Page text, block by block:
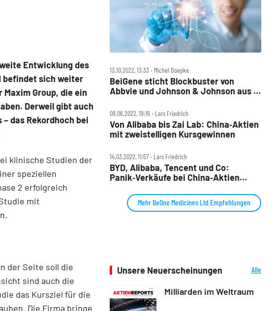
Entwicklung des
befindet sich weiter
Group, die ein
Derweil gibt auch
das Rekordhoch bei
klinische Studien der
speziellen
2 erfolgreich
mit
der Seite soll die
sind auch die
das Kursziel für die
Die Firma bringe
13.10.2022, 13:33 ‧ Michel Doepke
BeiGene sticht Blockbuster von
Abbvie und Johnson & Johnson aus –
08.06.2022, 19:16 ‧ Lars Friedrich
Von Alibaba bis Zai Lab: China‑Aktien
mit zweistelligen Kursgewinnen
14.03.2022, 11:57 ‧ Lars Friedrich
BYD, Alibaba, Tencent und Co:
Panik‑Verkäufe bei China‑Aktien
Mehr BeOne Medicines Ltd Empfehlungen
Unsere Neuerscheinungen
Alle
Milliarden im Weltraum